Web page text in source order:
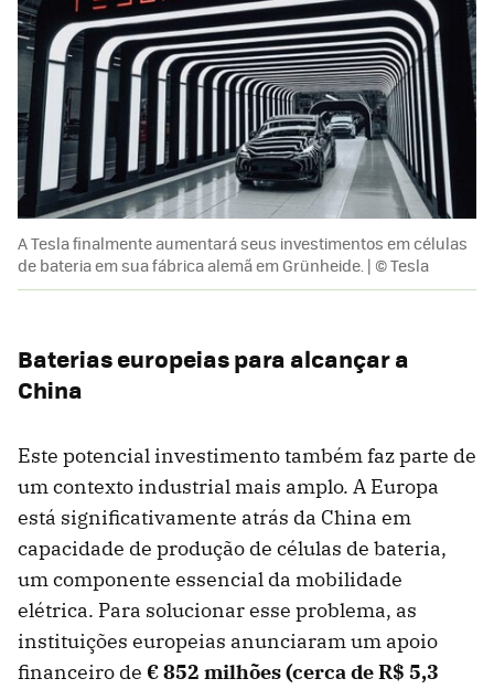
A Tesla finalmente aumentará seus investimentos em células
de bateria em sua fábrica alemã em Grünheide. | © Tesla
Baterias europeias para alcançar a
China
Este potencial investimento também faz parte de
um contexto industrial mais amplo. A Europa
está significativamente atrás da China em
capacidade de produção de células de bateria,
um componente essencial da mobilidade
elétrica. Para solucionar esse problema, as
instituições europeias anunciaram um apoio
financeiro de € 852 milhões (cerca de R$ 5,3